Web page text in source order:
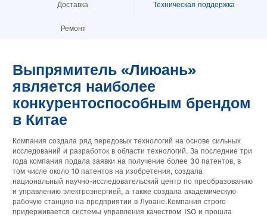
Доставка Техническая поддержка
Ремонт
Выпрямитель «Лиюань»
является наиболее
конкурентоспособным брендом
в Китае
Компания создала ряд передовых технологий на основе сильных
исследований и разработок в области технологий. За последние три
года компания подала заявки на получение более 30 патентов, в
том числе около 10 патентов на изобретения, создала
национальный научно-исследовательский центр по преобразованию
и управлению электроэнергией, а также создала академическую
рабочую станцию ​​на предприятии в Луоане.Компания строго
придерживается системы управления качеством ISO и прошла